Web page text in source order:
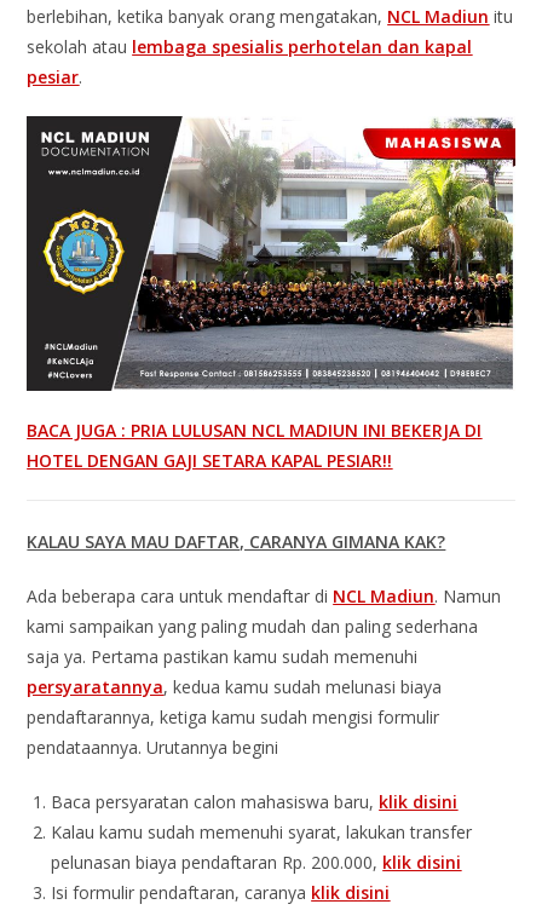
berlebihan, ketika banyak orang mengatakan, NCL Madiun itu
sekolah atau lembaga spesialis perhotelan dan kapal
pesiar.
BACA JUGA : PRIA LULUSAN NCL MADIUN INI BEKERJA DI
HOTEL DENGAN GAJI SETARA KAPAL PESIAR!!
KALAU SAYA MAU DAFTAR, CARANYA GIMANA KAK?
Ada beberapa cara untuk mendaftar di NCL Madiun. Namun
kami sampaikan yang paling mudah dan paling sederhana
saja ya. Pertama pastikan kamu sudah memenuhi
persyaratannya, kedua kamu sudah melunasi biaya
pendaftarannya, ketiga kamu sudah mengisi formulir
pendataannya. Urutannya begini
Baca persyaratan calon mahasiswa baru, klik disini
Kalau kamu sudah memenuhi syarat, lakukan transfer
pelunasan biaya pendaftaran Rp. 200.000, klik disini
Isi formulir pendaftaran, caranya klik disini